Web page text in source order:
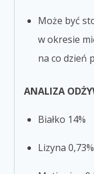
Może być
w okresie
na co dzień
ANALIZA
Białko 14%
Lizyna 0,73%